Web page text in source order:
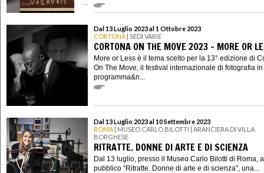
Dal 13 Luglio 2023 al 1 Ottobre 2023
CORTONA | SEDI VARIE
CORTONA ON THE MOVE 2023 - MORE OR
More or Less è il tema scelto per la 13° edizione di
On The Move, il festival internazionale di fotografia in
programma&n...
Dal 13 Luglio 2023 al 10 Settembre 2023
ROMA | MUSEO CARLO BILOTTI | ARANCIERA DI VILLA
BORGHESE
RITRATTE. DONNE DI ARTE E DI SCIENZA
Dal 13 luglio, presso il Museo Carlo Bilotti di Roma,
pubblico “Ritratte. Donne di arte e di scienza”, una...